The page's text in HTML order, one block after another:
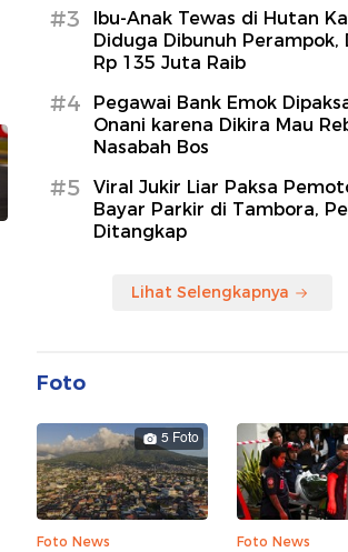
#3
Ibu-Anak Tewas di Hutan
Diduga Dibunuh Perampok,
Rp 135 Juta Raib
#4
Pegawai Bank Emok
Onani karena Dikira Mau
Nasabah Bos
#5
Viral Jukir Liar Paksa
Bayar Parkir di Tambora,
Ditangkap
Lihat Selengkapnya
Foto
5 Foto
Foto News Foto News